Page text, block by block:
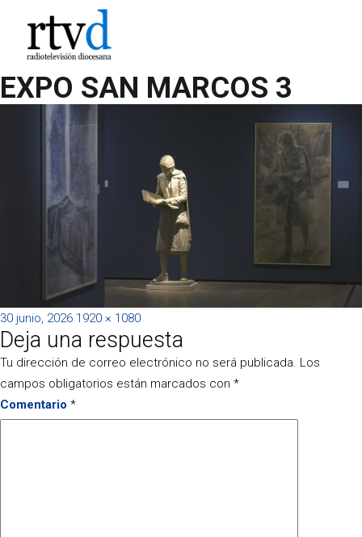
EXPO SAN MARCOS 3
Publicado
el
30 junio, 2026 Tamaño
completo
1920 × 1080
Deja una respuesta
Tu dirección de correo electrónico no será publicada. Los
campos obligatorios están marcados con *
Comentario *